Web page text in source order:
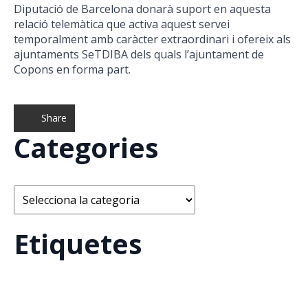
Diputació de Barcelona donarà suport en aquesta
relació telemàtica que activa aquest servei
temporalment amb caràcter extraordinari i ofereix als
ajuntaments SeTDIBA dels quals l’ajuntament de
Copons en forma part.
Share
Categories
Categories
Etiquetes